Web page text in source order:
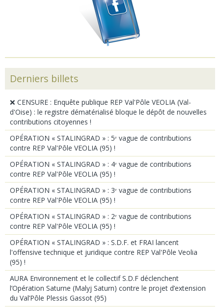
Derniers billets
❌ CENSURE : Enquête publique REP Val'Pôle VEOLIA (Val-
d'Oise) : le registre dématérialisé bloque le dépôt de nouvelles
contributions citoyennes !
OPÉRATION « STALINGRAD » : 5ᵉ vague de contributions
contre REP Val'Pôle VEOLIA (95) !
OPÉRATION « STALINGRAD » : 4ᵉ vague de contributions
contre REP Val'Pôle VEOLIA (95) !
OPÉRATION « STALINGRAD » : 3ᵉ vague de contributions
contre REP Val'Pôle VEOLIA (95) !
OPÉRATION « STALINGRAD » : 2ᵉ vague de contributions
contre REP Val'Pôle VEOLIA (95) !
OPÉRATION « STALINGRAD » : S.D.F. et FRAI lancent
l'offensive technique et juridique contre REP Val'Pôle Veolia
(95) !
AURA Environnement et le collectif S.D.F déclenchent
l’Opération Saturne (Malyj Saturn) contre le projet d’extension
du Val’Pôle Plessis Gassot (95)